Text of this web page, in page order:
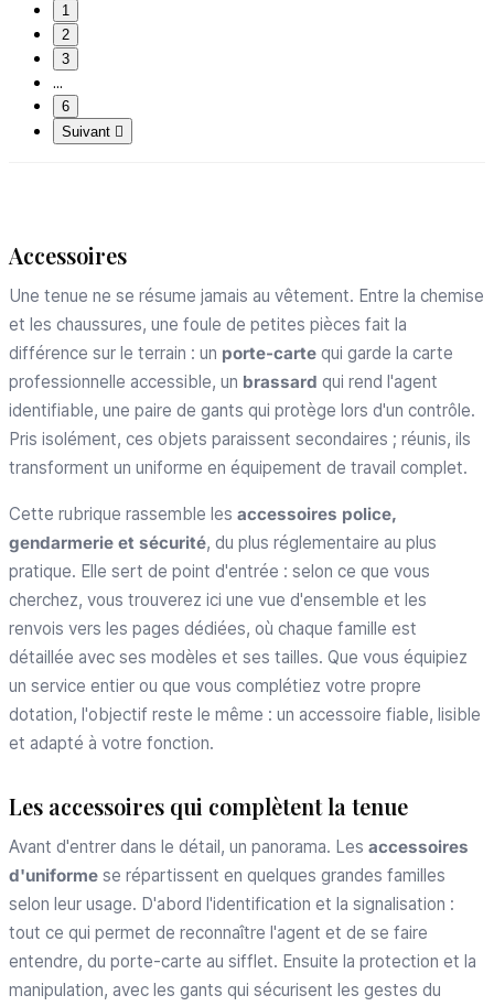
Accessoires
Une tenue ne se résume jamais au vêtement. Entre la chemise
et les chaussures, une foule de petites pièces fait la
différence sur le terrain : un porte-carte qui garde la carte
professionnelle accessible, un brassard qui rend l'agent
identifiable, une paire de gants qui protège lors d'un contrôle.
Pris isolément, ces objets paraissent secondaires ; réunis, ils
transforment un uniforme en équipement de travail complet.
Cette rubrique rassemble les accessoires police,
gendarmerie et sécurité, du plus réglementaire au plus
pratique. Elle sert de point d'entrée : selon ce que vous
cherchez, vous trouverez ici une vue d'ensemble et les
renvois vers les pages dédiées, où chaque famille est
détaillée avec ses modèles et ses tailles. Que vous équipiez
un service entier ou que vous complétiez votre propre
dotation, l'objectif reste le même : un accessoire fiable, lisible
et adapté à votre fonction.
Les accessoires qui complètent la tenue
Avant d'entrer dans le détail, un panorama. Les accessoires
d'uniforme se répartissent en quelques grandes familles
selon leur usage. D'abord l'identification et la signalisation :
tout ce qui permet de reconnaître l'agent et de se faire
entendre, du porte-carte au sifflet. Ensuite la protection et la
manipulation, avec les gants qui sécurisent les gestes du
1
2
3
…
6
Suivant 